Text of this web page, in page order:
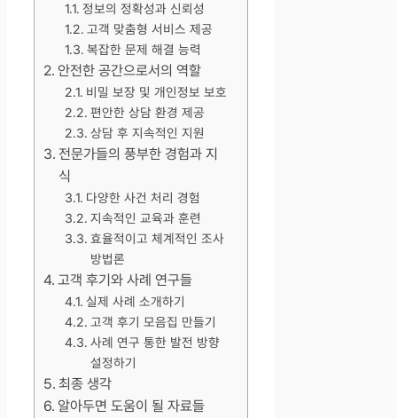
정보의 정확성과 신뢰성
고객 맞춤형 서비스 제공
복잡한 문제 해결 능력
안전한 공간으로서의 역할
비밀 보장 및 개인정보 보호
편안한 상담 환경 제공
상담 후 지속적인 지원
전문가들의 풍부한 경험과 지
식
다양한 사건 처리 경험
지속적인 교육과 훈련
효율적이고 체계적인 조사
방법론
고객 후기와 사례 연구들
실제 사례 소개하기
고객 후기 모음집 만들기
사례 연구 통한 발전 방향
설정하기
최종 생각
알아두면 도움이 될 자료들